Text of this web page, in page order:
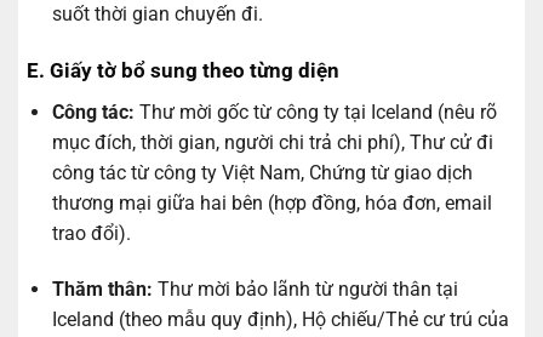
suốt thời gian chuyến đi.
E. Giấy tờ bổ sung theo từng diện
Công tác: Thư mời gốc từ công ty tại Iceland (nêu rõ
mục đích, thời gian, người chi trả chi phí), Thư cử đi
công tác từ công ty Việt Nam, Chứng từ giao dịch
thương mại giữa hai bên (hợp đồng, hóa đơn, email
trao đổi).
Thăm thân: Thư mời bảo lãnh từ người thân tại
Iceland (theo mẫu quy định), Hộ chiếu/Thẻ cư trú của